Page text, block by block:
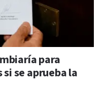
para
se aprueba la